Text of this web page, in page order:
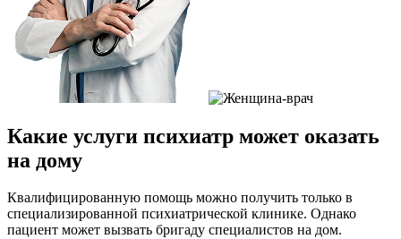
Какие услуги психиатр может оказать
на дому
Квалифицированную помощь можно получить только в
специализированной психиатрической клинике. Однако
пациент может вызвать бригаду специалистов на дом.